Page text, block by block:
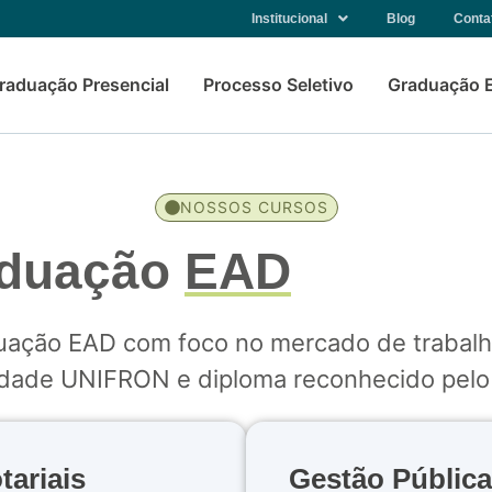
Institucional Blog
Presencial Processo Seletivo Graduação
NOSSOS CURSOS
EAD
EAD com foco no mercado de
UNIFRON e diploma reconhecido
Gestão Pública